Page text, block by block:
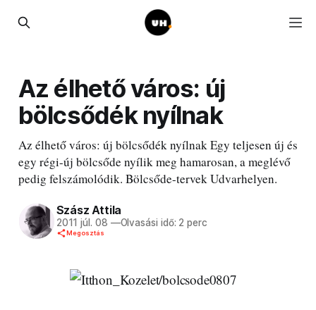
Az élhető város: új
bölcsődék nyílnak
Az élhető város: új bölcsődék nyílnak Egy teljesen új és
egy régi-új bölcsőde nyílik meg hamarosan, a meglévő
pedig felszámolódik. Bölcsőde-tervek Udvarhelyen.
Szász Attila
2011 júl. 08 —Olvasási idő: 2 perc
Megosztás